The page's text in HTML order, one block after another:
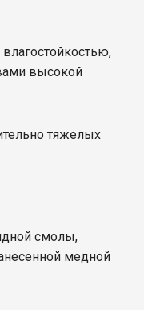
высокой
тяжелых
смолы,
медной